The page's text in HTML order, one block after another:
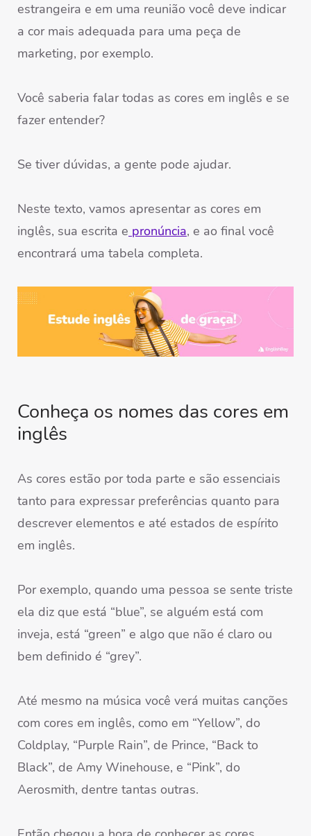
estrangeira e em uma reunião você deve indicar
a cor mais adequada para uma peça de
marketing, por exemplo.
Você saberia falar todas as cores em inglês e se
fazer entender?
Se tiver dúvidas, a gente pode ajudar.
Neste texto, vamos apresentar as cores em
inglês, sua escrita e pronúncia, e ao final você
encontrará uma tabela completa.
Conheça os nomes das cores em
inglês
As cores estão por toda parte e são essenciais
tanto para expressar preferências quanto para
descrever elementos e até estados de espírito
em inglês.
Por exemplo, quando uma pessoa se sente triste
ela diz que está “blue”, se alguém está com
inveja, está “green” e algo que não é claro ou
bem definido é “grey”.
Até mesmo na música você verá muitas canções
com cores em inglês, como em “Yellow”, do
Coldplay, “Purple Rain”, de Prince, “Back to
Black”, de Amy Winehouse, e “Pink”, do
Aerosmith, dentre tantas outras.